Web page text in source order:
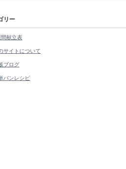
リー
間献立表
サイトについて
ブログ
パンレシピ